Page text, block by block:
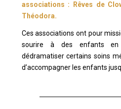
associations : Rêves de
Théodora.
Ces associations ont pour
sourire à des enfants en
dédramatiser certains soins
d’accompagner les enfants